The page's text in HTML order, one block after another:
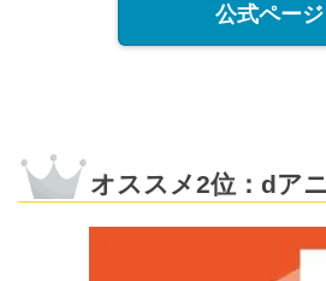
公式ページ
オススメ2位：dア